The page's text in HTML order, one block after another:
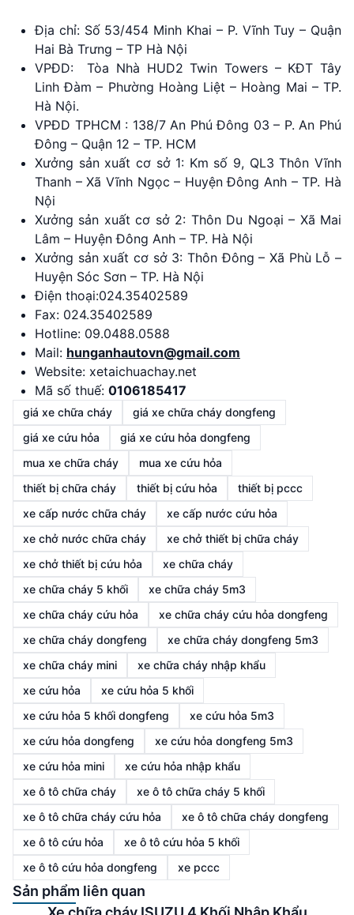
Địa chỉ: Số 53/454 Minh Khai – P. Vĩnh Tuy – Quận
Hai Bà Trưng – TP Hà Nội
VPĐD: Tòa Nhà HUD2 Twin Towers – KĐT Tây
Linh Đàm – Phường Hoàng Liệt – Hoàng Mai – TP.
Hà Nội.
VPĐD TPHCM : 138/7 An Phú Đông 03 – P. An Phú
Đông – Quận 12 – TP. HCM
Xưởng sản xuất cơ sở 1: Km số 9, QL3 Thôn Vĩnh
Thanh – Xã Vĩnh Ngọc – Huyện Đông Anh – TP. Hà
Nội
Xưởng sản xuất cơ sở 2: Thôn Du Ngoại – Xã Mai
Lâm – Huyện Đông Anh – TP. Hà Nội
Xưởng sản xuất cơ sở 3: Thôn Đông – Xã Phù Lỗ –
Huyện Sóc Sơn – TP. Hà Nội
Điện thoại:024.35402589
Fax: 024.35402589
Hotline: 09.0488.0588
Mail: hunganhautovn@gmail.com
Website: xetaichuachay.net
Mã số thuế: 0106185417
giá xe chữa cháy
giá xe chữa cháy dongfeng
giá xe cứu hỏa
giá xe cứu hỏa dongfeng
mua xe chữa cháy
mua xe cứu hỏa
thiết bị chữa cháy
thiết bị cứu hỏa
thiết bị pccc
xe cấp nước chữa cháy
xe cấp nước cứu hỏa
xe chở nước chữa cháy
xe chở thiết bị chữa cháy
xe chở thiết bị cứu hỏa
xe chữa cháy
xe chữa cháy 5 khối
xe chữa cháy 5m3
xe chữa cháy cứu hỏa
xe chữa cháy cứu hỏa dongfeng
xe chữa cháy dongfeng
xe chữa cháy dongfeng 5m3
xe chữa cháy mini
xe chữa cháy nhập khẩu
xe cứu hỏa
xe cứu hỏa 5 khối
xe cứu hỏa 5 khối dongfeng
xe cứu hỏa 5m3
xe cứu hỏa dongfeng
xe cứu hỏa dongfeng 5m3
xe cứu hỏa mini
xe cứu hỏa nhập khẩu
xe ô tô chữa cháy
xe ô tô chữa cháy 5 khối
xe ô tô chữa cháy cứu hỏa
xe ô tô chữa cháy dongfeng
xe ô tô cứu hỏa
xe ô tô cứu hỏa 5 khối
xe ô tô cứu hỏa dongfeng
xe pccc
Sản phẩm liên quan